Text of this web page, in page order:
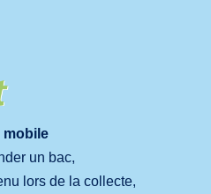
mobile
un bac,
lors de la collecte,